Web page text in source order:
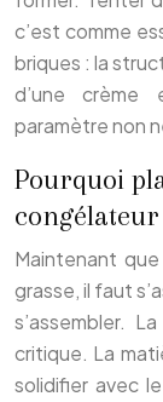
c’est comme
briques : la
d’une
paramètre non
Pourquoi
Maintenant
grasse, il faut
s’assembler.
critique. La
solidifier avec